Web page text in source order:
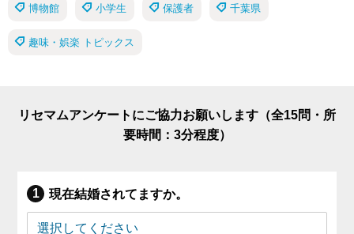
博物館 小学生 保護者 千葉県
趣味・娯楽 トピックス
リセマムアンケートにご協力お願いします（全15問・所
要時間：3分程度）
現在結婚されてますか。